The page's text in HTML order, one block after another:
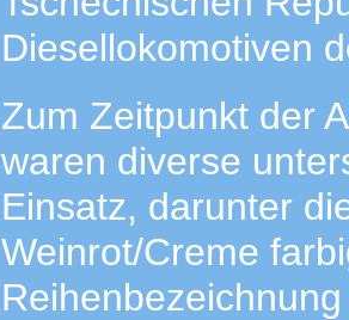
Diesellokomotiven
Zum Zeitpunkt der
waren diverse
Einsatz, darunter
Weinrot/Creme